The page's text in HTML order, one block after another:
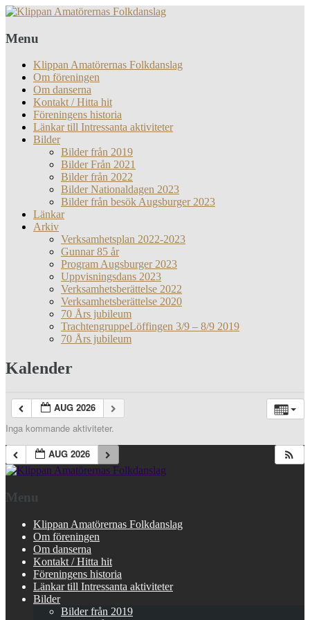
Menu
Klippan Amatörernas Folkdanslag
Om föreningen
Om danserna
Kontakt / Hitta hit
Föreningens historia
Länkar till Intressanta aktiviteter
Bilder
Bilder från 2019
Bilder Från 2021
Bilder från 2022
Bilder Nationaldagen 2023
Bilder från besök Augsburger 2023
Länkar
Arkiv
Verksamhetsplan 2022-2023
Gunnar 85 år
Program Augsburger 2023
Uppvisningsdans 2023
Verksamhetsberättelse 2022
Verksamhetsberättelse 2020
70 Års jubileum
TrachtengruppeLöffingen 3/9 – 8/9 2019
70 Års jubileum
Kalender
AUG 2026
Inga kommande aktiviteter.
AUG 2026
Menu
Klippan Amatörernas Folkdanslag
Om föreningen
Om danserna
Kontakt / Hitta hit
Föreningens historia
Länkar till Intressanta aktiviteter
Bilder
Bilder från 2019